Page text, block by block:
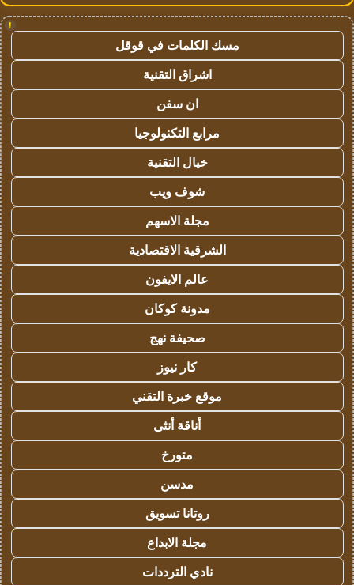
!
مسك الكلمات في قوقل
اشراق التقنية
ان سفن
مرابع التكنولوجيا
خيال التقنية
شوف ويب
مجلة الاسهم
الشرقية الاقتصادية
عالم الايفون
مدونة كوكان
صحيفة نهج
كار نيوز
موقع خبرة التقني
أناقة أنثى
متورخ
مدسن
روتانا تسويق
مجلة الابداع
نادي الترددات